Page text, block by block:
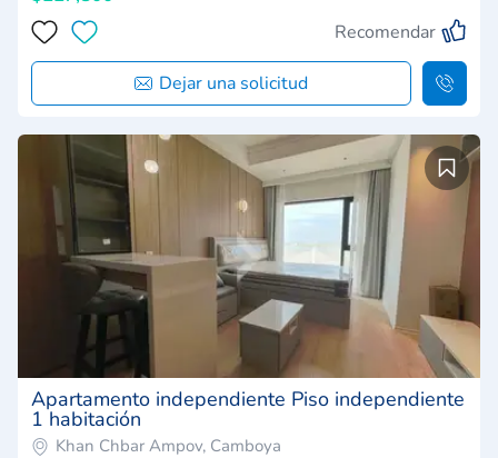
Recomendar
Dejar una solicitud
Apartamento independiente Piso independiente
1 habitación
Khan Chbar Ampov, Camboya